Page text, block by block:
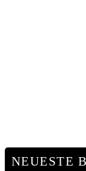
NEUESTE